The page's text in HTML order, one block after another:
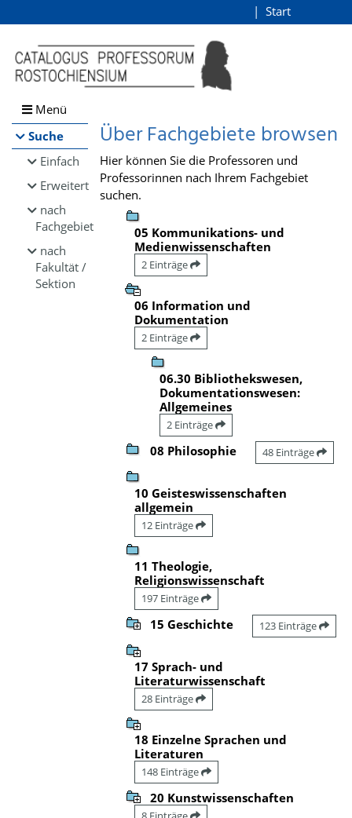
Browsen
direkt zum Inhalt
Start
Menü
Suche
Einfach
Erweitert
nach
Fachgebiet
nach
Fakultät /
Sektion
Über Fachgebiete browsen
Hier können Sie die Professoren und
Professorinnen nach Ihrem Fachgebiet
suchen.
05 Kommunikations- und
Medienwissenschaften
2 Einträge
06 Information und
Dokumentation
2 Einträge
06.30 Bibliothekswesen,
Dokumentationswesen:
Allgemeines
2 Einträge
08 Philosophie 48 Einträge
10 Geisteswissenschaften
allgemein
12 Einträge
11 Theologie,
Religionswissenschaft
197 Einträge
15 Geschichte 123 Einträge
17 Sprach- und
Literaturwissenschaft
28 Einträge
18 Einzelne Sprachen und
Literaturen
148 Einträge
20 Kunstwissenschaften